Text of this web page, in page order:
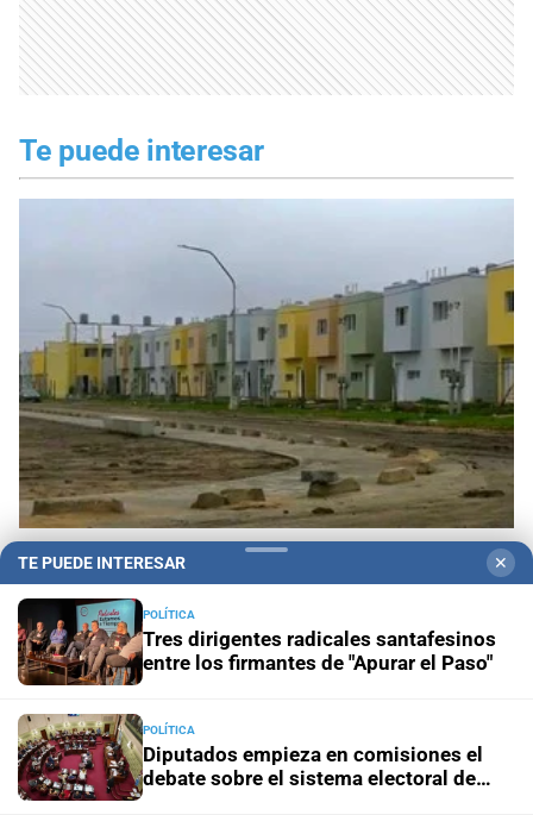
Te puede interesar
Esmeralda Este II: la Villa Suramericana que
después de los Juegos será hogar de 346
familias
TE PUEDE INTERESAR ✕
POLÍTICA
Tres dirigentes radicales santafesinos
entre los firmantes de "Apurar el Paso"
POLÍTICA
Diputados empieza en comisiones el
debate sobre el sistema electoral de